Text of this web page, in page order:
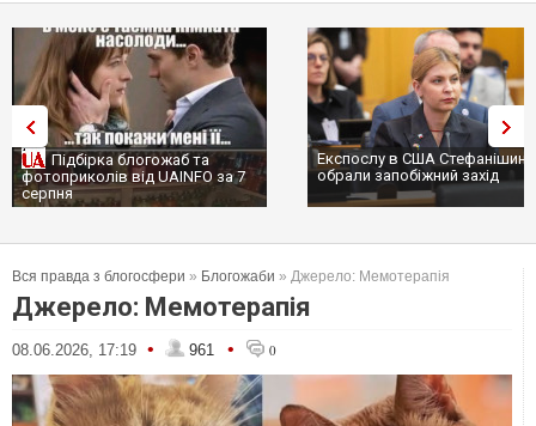
Підбірка блогожаб та
фотоприколів від UAINFO за 7
серпня
Експослу в США
обрали запобіжний захід
Вся правда з блогосфери » Блогожаби » Джерело: Мемотерапія
Джерело: Мемотерапія
08.06.2026, 17:19 • 961 • 0